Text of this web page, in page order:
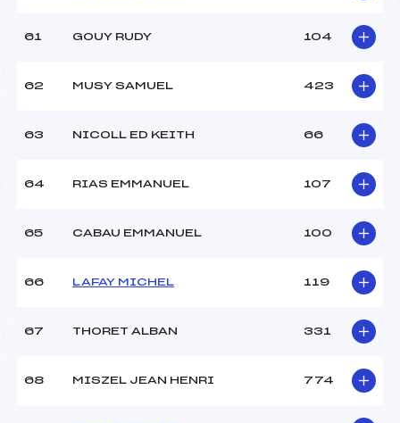
61 GOUY RUDY 104
62 MUSY SAMUEL 423
63 NICOLL ED KEITH 66
64 RIAS EMMANUEL 107
65 CABAU EMMANUEL 100
66 LAFAY MICHEL 119
67 THORET ALBAN 331
68 MISZEL JEAN HENRI 774